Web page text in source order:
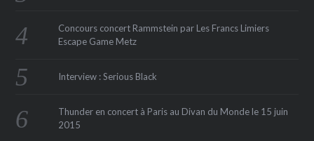
Concours concert Rammstein par Les Francs Limiers
Escape Game Metz
Interview : Serious Black
Thunder en concert à Paris au Divan du Monde le 15 juin
2015